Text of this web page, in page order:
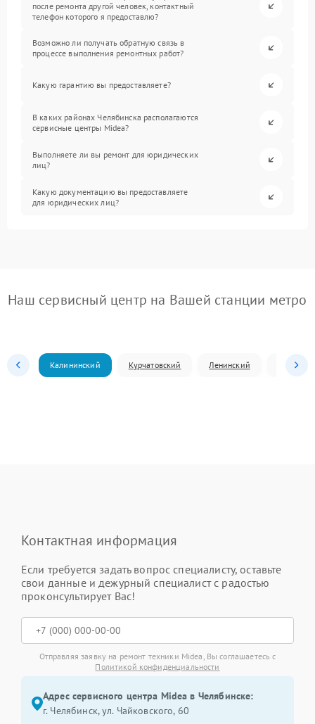
после ремонта другой человек, контактный
телефон которого я предоставлю?
Возможно ли получать обратную связь в
процессе выполнения ремонтных работ?
Какую гарантию вы предоставляете?
В каких районах Челябинска располагаются
сервисные центры Midea?
Выполняете ли вы ремонт для юридических
лиц?
Какую документацию вы предоставляете
для юридических лиц?
Наш сервисный центр на Вашей станции метро
Калининский Курчатовский Ленинский
Контактная информация
Если требуется задать вопрос специалисту, оставьте
свои данные и дежурный специалист с радостью
проконсультирует Вас!
Отправляя заявку на ремонт техники Midea, Вы соглашаетесь с
Политикой конфиденциальности
Адрес сервисного центра Midea в Челябинске:
г. Челябинск, ул. Чайковского, 60